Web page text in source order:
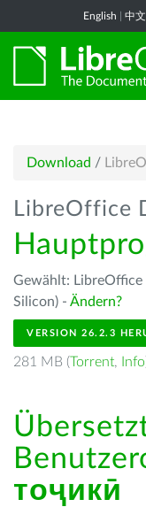
English 中
Download /
LibreOffice
Gewählt:
Silicon) - Ändern?
VERSION 26.2.3
281 MB (Torrent, Info
тоҷикӣ